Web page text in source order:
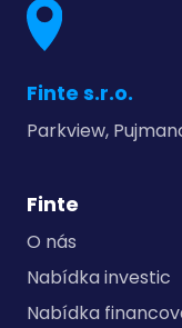
Finte s.r.o.
Parkview,
Finte
O nás
Nabídka investic
Nabídka